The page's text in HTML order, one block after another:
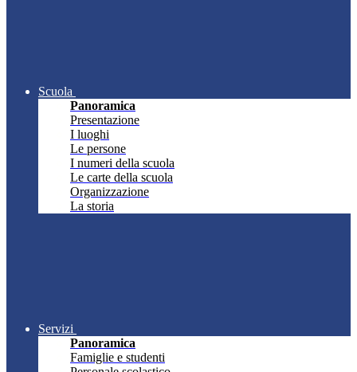
Scuola
Panoramica
Presentazione
I luoghi
Le persone
I numeri della scuola
Le carte della scuola
Organizzazione
La storia
Servizi
Panoramica
Famiglie e studenti